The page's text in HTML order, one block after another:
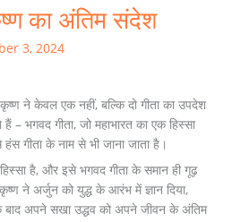
का अंतिम संदेश
3, 2024
ने केवल एक नहीं, बल्कि दो गीता का उपदेश
– भगवद गीता, जो महाभारत का एक हिस्सा
हंस गीता के नाम से भी जाना जाता है।
हिस्सा है, और इसे भगवद गीता के समान ही गूढ़
ने अर्जुन को युद्ध के आरंभ में ज्ञान दिया,
बाद अपने सखा उद्धव को अपने जीवन के अंतिम